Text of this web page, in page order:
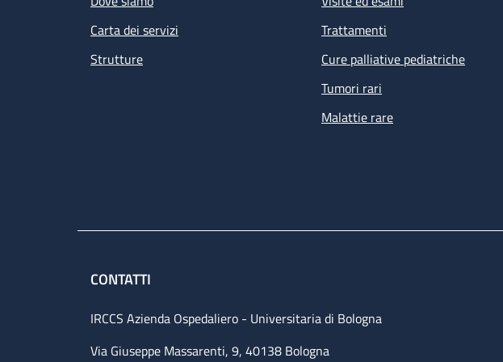
visita infettivologica
visita nefrologica
counselling psicologico
esami
tampone anale per
ECG
dei percorsi
Carta dei servizi
Strutture
Trattamenti
Cure palliative pediatriche
Tumori rari
Malattie rare
CONTATTI
IRCCS Azienda Ospedaliero - Universitaria di Bologna
Via Giuseppe Massarenti, 9, 40138 Bologna